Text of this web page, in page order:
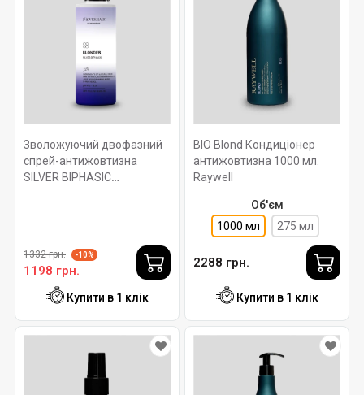
Зволожуючий двофазний
спрей-антижовтизна
SILVER BIPHASIC
1332 грн. -10%
1198 грн.
Купити в 1 клік
BIO Blond Кондиціонер
антижовтизна 1000 мл.
Raywell
Об'єм
1000 мл
275 мл
2288 грн.
Купити в 1 клік